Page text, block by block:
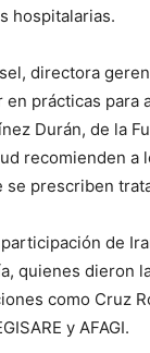
hospitalarias.
directora
prácticas para
Durán, de la
recomienden a
se prescriben
de
quienes dieron
como Cruz
y AFAGI.